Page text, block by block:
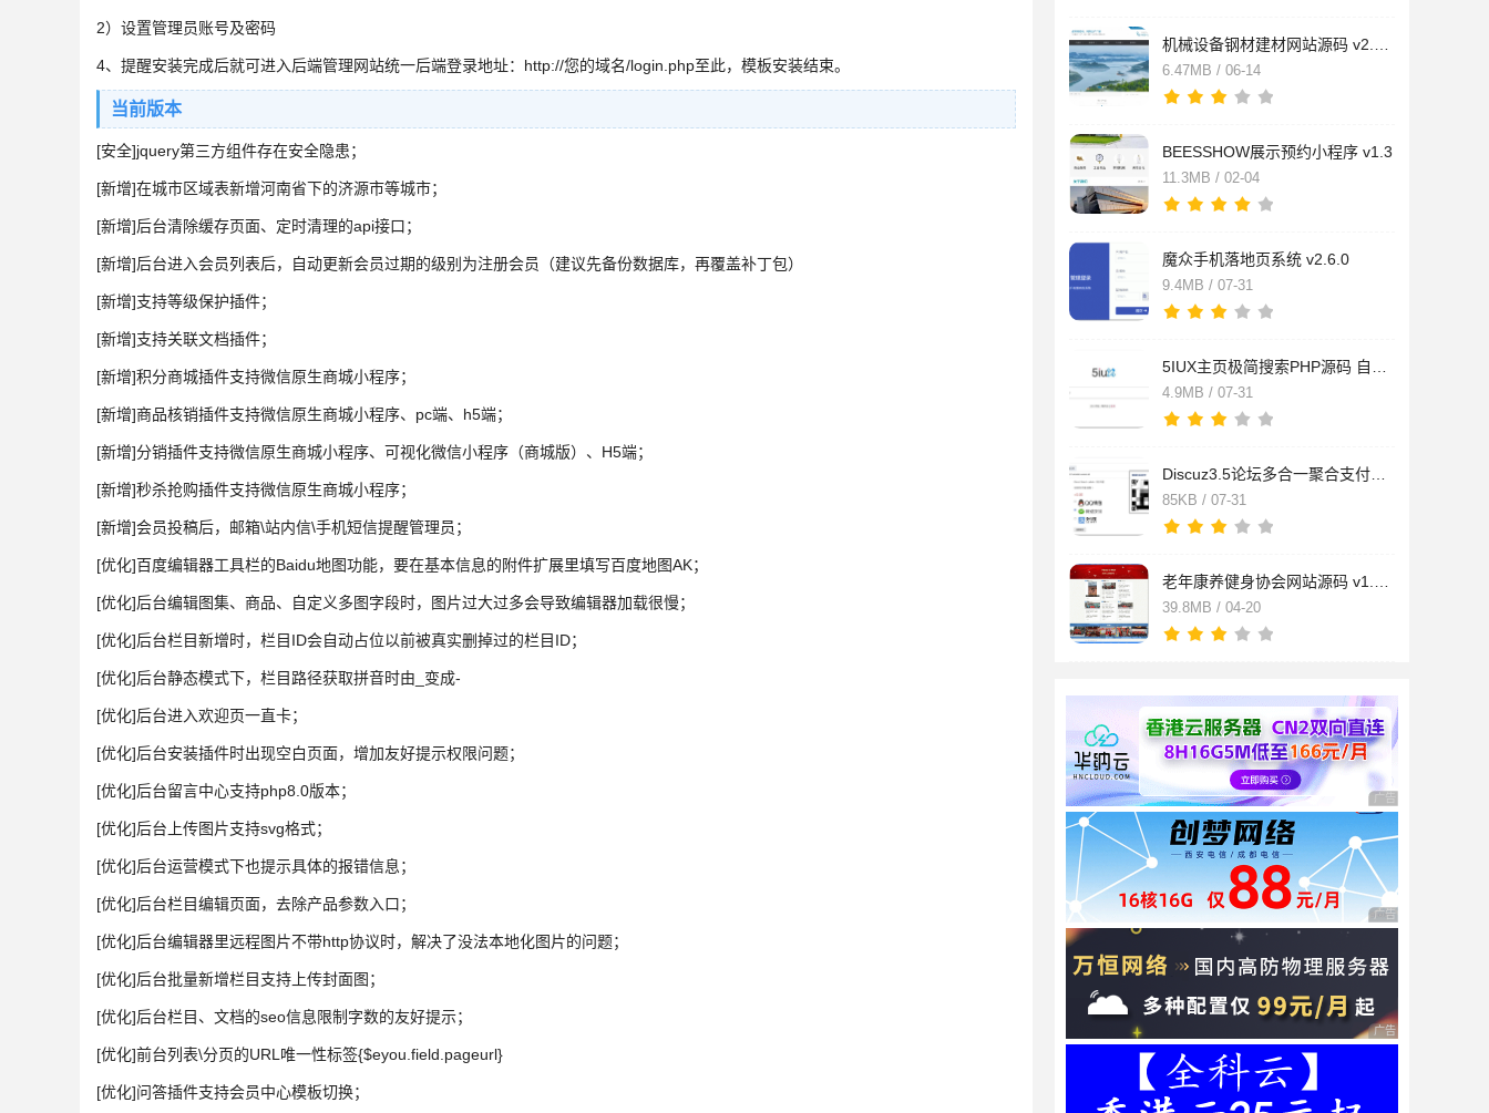
6.47MB / 06-14
BEESSHOW展示预约小程序 v1.3
11.3MB / 02-04
魔众手机落地页系统 v2.6.0
9.4MB / 07-31
4.9MB / 07-31
85KB / 07-31
39.8MB / 04-20
广告 商业广告，理性
广告 商业广告，理性
广告 商业广告，理性
2）设置管理员账号及密码
4、提醒安装完成后就可进入后端管理网站统一后端登录地址：http://您的域名/login.php至此，模板安装结束。
当前版本
[安全]jquery第三方组件存在安全隐患；
[新增]在城市区域表新增河南省下的济源市等城市；
[新增]后台清除缓存页面、定时清理的api接口；
[新增]后台进入会员列表后，自动更新会员过期的级别为注册会员（建议先备份数据库，再覆盖补丁包）
[新增]支持等级保护插件；
[新增]支持关联文档插件；
[新增]积分商城插件支持微信原生商城小程序；
[新增]商品核销插件支持微信原生商城小程序、pc端、h5端；
[新增]分销插件支持微信原生商城小程序、可视化微信小程序（商城版）、H5端；
[新增]秒杀抢购插件支持微信原生商城小程序；
[新增]会员投稿后，邮箱\站内信\手机短信提醒管理员；
[优化]百度编辑器工具栏的Baidu地图功能，要在基本信息的附件扩展里填写百度地图AK；
[优化]后台编辑图集、商品、自定义多图字段时，图片过大过多会导致编辑器加载很慢；
[优化]后台栏目新增时，栏目ID会自动占位以前被真实删掉过的栏目ID；
[优化]后台静态模式下，栏目路径获取拼音时由_变成-
[优化]后台进入欢迎页一直卡；
[优化]后台安装插件时出现空白页面，增加友好提示权限问题；
[优化]后台留言中心支持php8.0版本；
[优化]后台上传图片支持svg格式；
[优化]后台运营模式下也提示具体的报错信息；
[优化]后台栏目编辑页面，去除产品参数入口；
[优化]后台编辑器里远程图片不带http协议时，解决了没法本地化图片的问题；
[优化]后台批量新增栏目支持上传封面图；
[优化]后台栏目、文档的seo信息限制字数的友好提示；
[优化]前台列表\分页的URL唯一性标签{$eyou.field.pageurl}
[优化]问答插件支持会员中心模板切换；